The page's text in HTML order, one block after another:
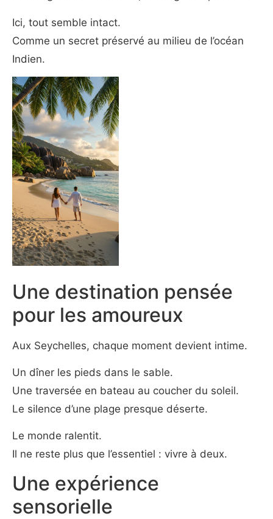
Ici, tout semble intact.
Comme un secret préservé au milieu de l’océan
Indien.
Une destination pensée
pour les amoureux
Aux Seychelles, chaque moment devient intime.
Un dîner les pieds dans le sable.
Une traversée en bateau au coucher du soleil.
Le silence d’une plage presque déserte.
Le monde ralentit.
Il ne reste plus que l’essentiel : vivre à deux.
Une expérience
sensorielle